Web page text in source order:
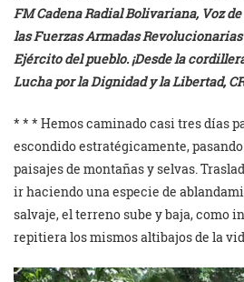
FM Cadena Radial Bolivariana, Voz
las Fuerzas Armadas Revolucionarias
Ejército del pueblo. ¡Desde la
Lucha por la Dignidad y la Libertad,
* * * Hemos caminado casi tres días
escondido estratégicamente,
paisajes de montañas y selvas.
ir haciendo una especie de
salvaje, el terreno sube y baja, como
repitiera los mismos altibajos de la